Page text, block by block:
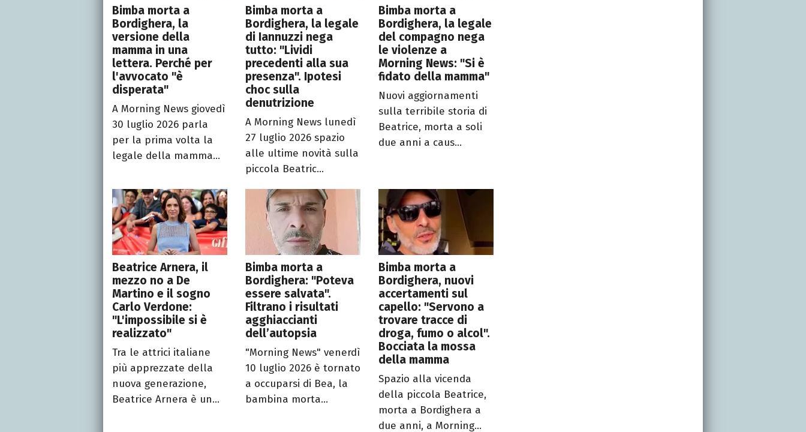
Bimba morta a
Bordighera, la
versione della
mamma in una
lettera. Perché per
l'avvocato "è
disperata"
A Morning News giovedì
30 luglio 2026 parla
per la prima volta la
legale della mamma...
Bimba morta a
Bordighera, la legale
di Iannuzzi nega
tutto: "Lividi
precedenti alla sua
presenza". Ipotesi
choc sulla
denutrizione
A Morning News lunedì
27 luglio 2026 spazio
alle ultime novità sulla
piccola Beatric...
Bimba morta a
Bordighera, la legale
del compagno nega
le violenze a
Morning News: "Si è
fidato della mamma"
Nuovi aggiornamenti
sulla terribile storia di
Beatrice, morta a soli
due anni a caus...
Beatrice Arnera, il
mezzo no a De
Martino e il sogno
Carlo Verdone:
"L'impossibile si è
realizzato"
Tra le attrici italiane
più apprezzate della
nuova generazione,
Beatrice Arnera è un...
Bimba morta a
Bordighera: "Poteva
essere salvata".
Filtrano i risultati
agghiaccianti
dell’autopsia
"Morning News" venerdì
10 luglio 2026 è tornato
a occuparsi di Bea, la
bambina morta...
Bimba morta a
Bordighera, nuovi
accertamenti sul
capello: "Servono a
trovare tracce di
droga, fumo o alcol".
Bocciata la mossa
della mamma
Spazio alla vicenda
della piccola Beatrice,
morta a Bordighera a
due anni, a Morning...